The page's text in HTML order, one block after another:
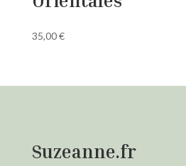
35,00€
Suzeanne.fr